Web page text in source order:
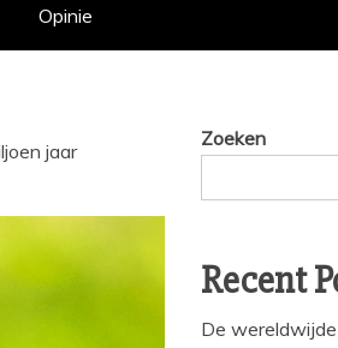
Opinie
jaar
Zoeken
Recent
De